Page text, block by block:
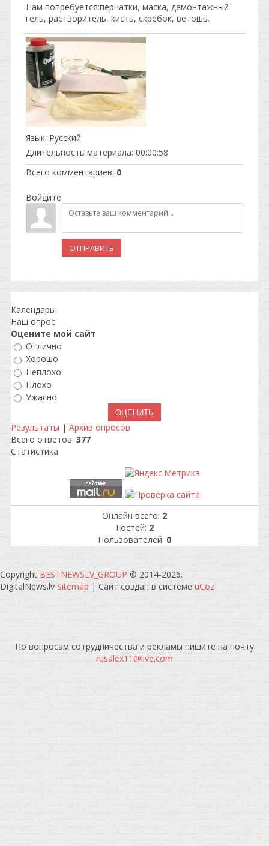
Нам потребуется:перчатки, маска, демонтажный
гель, растворитель, кисть, скребок, ветошь.
Язык: Русский
Длительность материала: 00:00:58
Всего комментариев: 0
Войдите:
ОТПРАВИТЬ
Календарь
Наш опрос
Оцените мой сайт
Отлично
Хорошо
Неплохо
Плохо
Ужасно
Результаты | Архив опросов
Всего ответов: 377
Статистика
Онлайн всего: 2
Гостей: 2
Пользователей: 0
Copyright BESTNEWSLV_GROUP © 2014-2026.
DigitalNews.lv Sitemap | Сайт создан в системе uCoz
По вопросам сотрудничества и рекламы пишите на почту
rusalex11@live.com